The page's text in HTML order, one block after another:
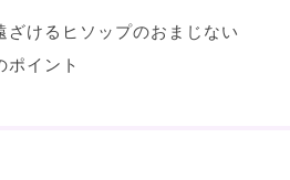
ざけるヒソップのおまじない
ポイント